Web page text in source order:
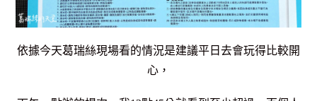
依據今天葛瑞絲現場看的情況是建議平日去會玩得比較開
心，